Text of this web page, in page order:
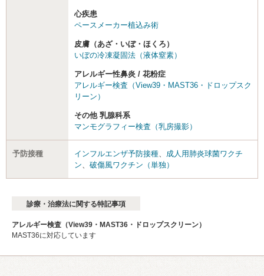
心疾患
ペースメーカー植込み術
皮膚（あざ・いぼ・ほくろ）
いぼの冷凍凝固法（液体窒素）
アレルギー性鼻炎 / 花粉症
アレルギー検査（View39・MAST36・ドロップスク
リーン）
その他 乳腺科系
マンモグラフィー検査（乳房撮影）
予防接種 インフルエンザ予防接種
成人用肺炎球菌ワクチ
ン
破傷風ワクチン（単独）
診療・治療法に関する特記事項
アレルギー検査（View39・MAST36・ドロップスクリーン）
MAST36に対応しています